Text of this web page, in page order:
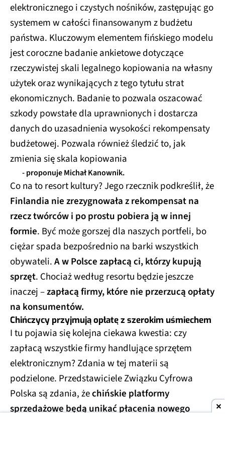
elektronicznego i czystych nośników, zastępując go
systemem w całości finansowanym z budżetu
państwa. Kluczowym elementem fińskiego modelu
jest coroczne badanie ankietowe dotyczące
rzeczywistej skali legalnego kopiowania na własny
użytek oraz wynikających z tego tytułu strat
ekonomicznych. Badanie to pozwala oszacować
szkody powstałe dla uprawnionych i dostarcza
danych do uzasadnienia wysokości rekompensaty
budżetowej. Pozwala również śledzić to, jak
zmienia się skala kopiowania
- proponuje Michał Kanownik.
Co na to resort kultury? Jego rzecznik podkreślił, że
Finlandia nie zrezygnowała z rekompensat na
rzecz twórców i po prostu pobiera ją w innej
formie. Być może gorszej dla naszych portfeli, bo
ciężar spada bezpośrednio na barki wszystkich
obywateli.A w Polsce zapłacą ci, którzy kupują
sprzęt. Chociaż według resortu będzie jeszcze
inaczej –zapłacą firmy, które nie przerzucą opłaty
na konsumentów.
Chińczycy przyjmują opłatę z szerokim uśmiechem
I tu pojawia się kolejna ciekawa kwestia: czy
zapłacą wszystkie firmy handlujące sprzętem
elektronicznym? Zdania w tej materii są
podzielone. Przedstawiciele Związku Cyfrowa
Polska są zdania, żechińskie platformy
sprzedażowe będą unikać płacenia nowego